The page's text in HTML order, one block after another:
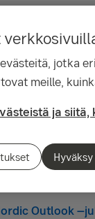
Outlook
jotka
meille,
ja